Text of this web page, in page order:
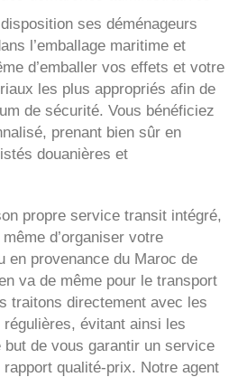
ses déménageurs
l’emballage maritime et
d’emballer vos effets et votre
les plus appropriés afin de
de sécurité. Vous bénéficiez
prenant bien sûr en
douanières et
propre service transit intégré,
d’organiser votre
en provenance du Maroc de
va de même pour le transport
traitons directement avec les
évitant ainsi les
de vous garantir un service
qualité-prix. Notre agent